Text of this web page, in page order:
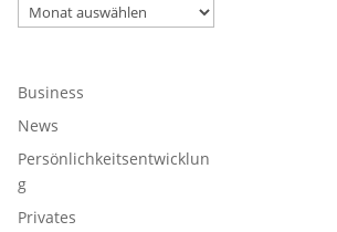
Archiv
Business
News
Persönlichkeitsentwicklun
g
Privates